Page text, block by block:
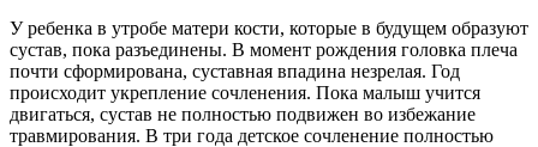
У ребенка в утробе матери кости, которые в будущем образуют
сустав, пока разъединены. В момент рождения головка плеча
почти сформирована, суставная впадина незрелая. Год
происходит укрепление сочленения. Пока малыш учится
двигаться, сустав не полностью подвижен во избежание
травмирования. В три года детское сочленение полностью